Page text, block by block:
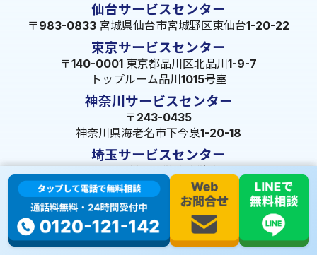
仙台サービスセンター
〒983-0833 宮城県仙台市宮城野区東仙台1-20-22
東京サービスセンター
〒140-0001 東京都品川区北品川1-9-7
トップルーム品川1015号室
神奈川サービスセンター
〒243-0435
神奈川県海老名市下今泉1-20-18
埼玉サービスセンター
千葉サービスセンター
〒264-0016
千葉県千葉市若葉区大宮町1288-7
茨城サービスセンター